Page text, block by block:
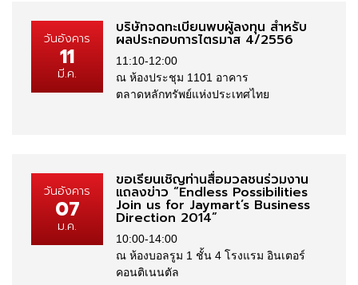
วันอังคาร
11
มี.ค.
บริษัทจดทะเบียนพบผู้ลงทุน สำหรับ
ผลประกอบการไตรมาส 4/2556
11:10-12:00
ณ ห้องประชุม 1101 อาคาร
ตลาดหลักทรัพย์แห่งประเทศไทย
วันอังคาร
07
ม.ค.
ขอเรียนเชิญท่านสื่อมวลชนร่วมงาน
แถลงข่าว “Endless Possibilities
Join us for Jaymart’s Business
Direction 2014”
10:00-14:00
ณ ห้องบอลรูม 1 ชั้น 4 โรงแรม อินเตอร์
คอนติเนนตัล